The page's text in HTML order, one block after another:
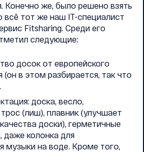
Конечно же, было решено взять
всё тот же наш IT-специалист
Fitsharing. Среди его
следующие:
досок от европейского
(он в этом разбирается, так что
доска, весло,
(лиш), плавник (улучшает
доски), герметичные
даже колонка для
музыки на воде. Кроме того,